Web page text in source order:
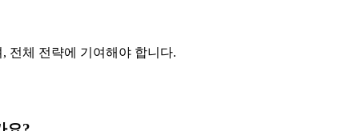
전체 전략에 기여해야 합니다.